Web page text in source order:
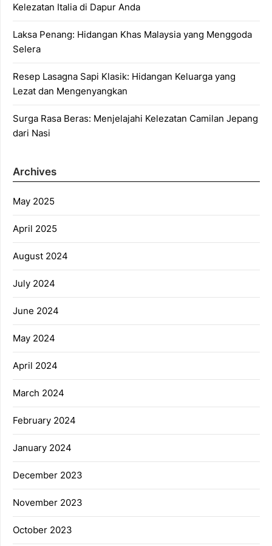
Kelezatan Italia di Dapur Anda
Laksa Penang: Hidangan Khas Malaysia yang Menggoda
Selera
Resep Lasagna Sapi Klasik: Hidangan Keluarga yang
Lezat dan Mengenyangkan
Surga Rasa Beras: Menjelajahi Kelezatan Camilan Jepang
dari Nasi
Archives
May 2025
April 2025
August 2024
July 2024
June 2024
May 2024
April 2024
March 2024
February 2024
January 2024
December 2023
November 2023
October 2023